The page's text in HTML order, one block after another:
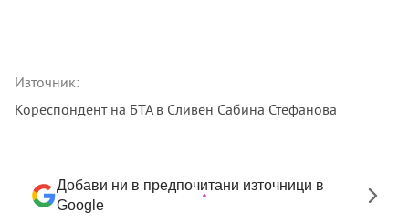
Източник:
Кореспондент на БТА в Сливен Сабина Стефанова
Добави ни в предпочитани източници в
Google